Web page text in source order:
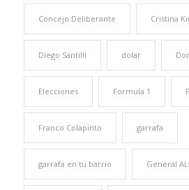
Concejo Deliberante Cristina
Diego Santilli dolar
Elecciones Formula 1
Franco Colapinto garrafa
garrafa en tu barrio General